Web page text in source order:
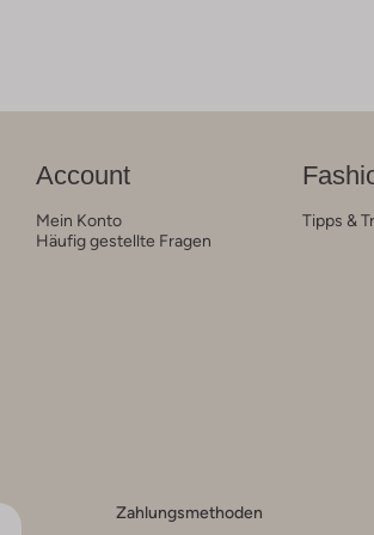
Account
Mein Konto
Häufig gestellte Fragen
Tipps &
Zahlungsmethoden